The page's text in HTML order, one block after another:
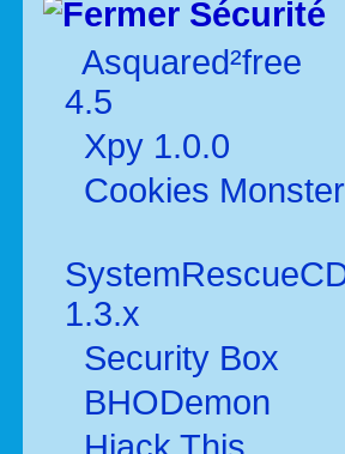
Sécurité
Asquared²free
4.5
Xpy 1.0.0
Cookies Monster
1.3.x
Security Box
BHODemon